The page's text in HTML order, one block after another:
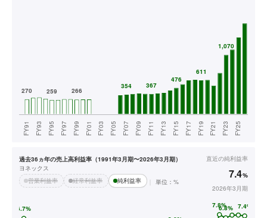
過去36ヵ年の売上高利益率（1991年3月期〜2026年3月期）
ヨネックス
営業利益率
経常利益率 純利益率 単位：%
直近の純利益率
7.4%
2026年3月期